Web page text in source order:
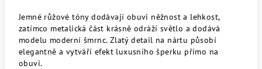
Jemné růžové tóny dodávají obuvi něžnost a lehkost,
zatímco metalická část krásně odráží světlo a dodává
modelu moderní šmrnc. Zlatý detail na nártu působí
elegantně a vytváří efekt luxusního šperku přímo na
obuvi.